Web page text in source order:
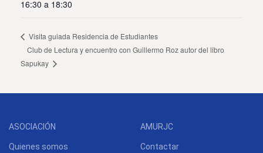
16:30 a 18:30
Visita guiada Residencia de Estudiantes
Club de Lectura y encuentro con Guillermo Roz autor del libro
Sapukay
ASOCIACIÓN
Quienes somos
AMURJC
Contactar